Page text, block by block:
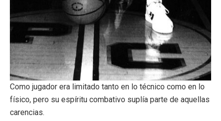
Como jugador era limitado tanto en lo técnico como en lo
físico, pero su espíritu combativo suplía parte de aquellas
carencias.